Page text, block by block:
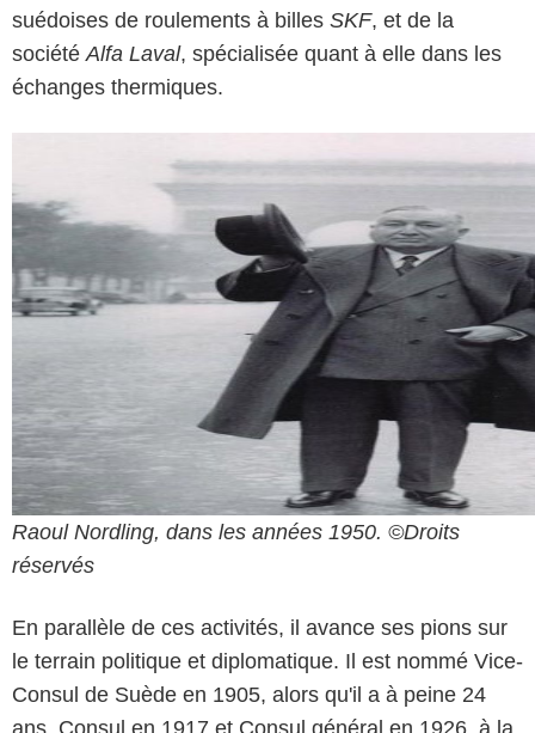
suédoises de roulements à billes SKF, et de la
société Alfa Laval, spécialisée quant à elle dans les
échanges thermiques.
Raoul Nordling, dans les années 1950. ©Droits
réservés
En parallèle de ces activités, il avance ses pions sur
le terrain politique et diplomatique. Il est nommé Vice-
Consul de Suède en 1905, alors qu'il a à peine 24
ans, Consul en 1917 et Consul général en 1926, à la